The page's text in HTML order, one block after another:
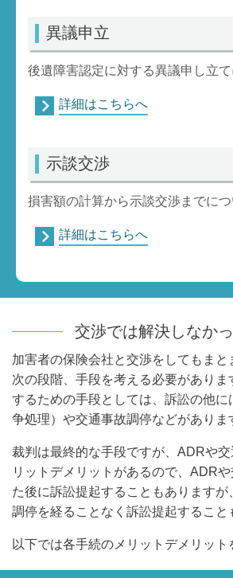
異議申立
後遺障害認定に対する異議申し立て
詳細はこちらへ
示談交渉
損害額の計算から示談交渉までにつ
詳細はこちらへ
交渉では解決しなか
加害者の保険会社と交渉をしてもまと
次の段階、手段を考える必要があり
するための手段としては、訴訟の他に
争処理）や交通事故調停などがありま
裁判は最終的な手段ですが、 ADRや交
リットデメリットがあるので、 ADRや
た後に訴訟提起することもありますが
調停を経ることなく訴訟提起すること
以下では各手続のメリットデメリット